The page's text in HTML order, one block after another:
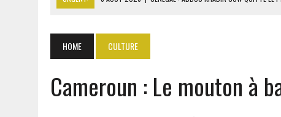
6 AOÛT 2026 | RWANDA : LES MÉNAGES APPELÉS À DEVENIR
MONDIAL 2030 : INFANTINO ACCUSÉ D’AVOIR PROMIS LA
HOME CULTURE
Cameroun : Le mouton à